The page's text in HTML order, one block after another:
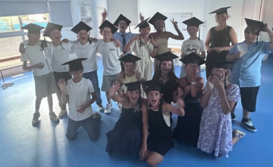
fin
d’année
CM